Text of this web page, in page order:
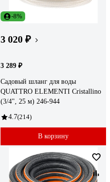
-8%
3 020 ₽
3 289 ₽
Садовый шланг для воды
QUATTRO ELEMENTI Cristallino
(3/4", 25 м) 246-944
4.7(214)
В корзину